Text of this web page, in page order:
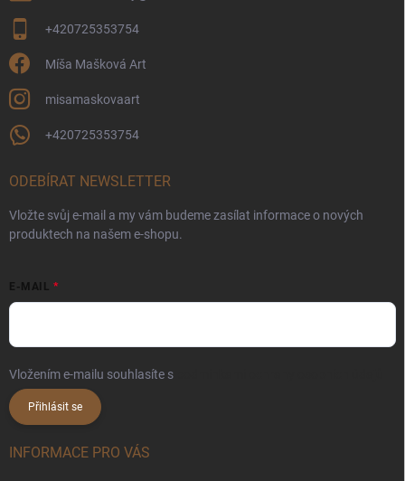
+420725353754
Míša Mašková Art
misamaskovaart
+420725353754
ODEBÍRAT NEWSLETTER
Vložte svůj e-mail a my vám budeme zasílat informace o nových
produktech na našem e-shopu.
E-MAIL
Vložením e-mailu souhlasíte s
Přihlásit se
INFORMACE PRO VÁS